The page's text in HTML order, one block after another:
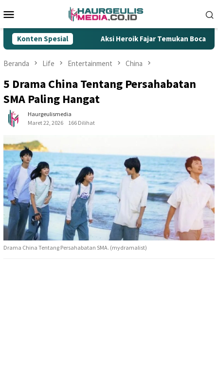
ke
Mobile
Konten Spesial
Ilegal Aksi Heroik Fajar Temukan Bocah
Beranda Life Entertainment China
5 Drama China Tentang Persahabatan
SMA Paling Hangat
Haurgeulismedia
Maret 22, 2026
166 Dilihat
Drama China Tentang Persahabatan SMA. (mydramalist)